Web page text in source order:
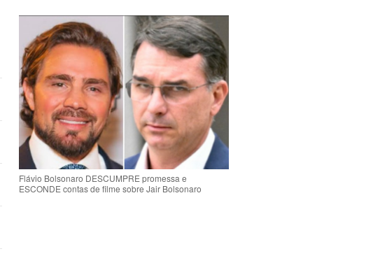
Flávio Bolsonaro DESCUMPRE promessa e
ESCONDE contas de filme sobre Jair Bolsonaro